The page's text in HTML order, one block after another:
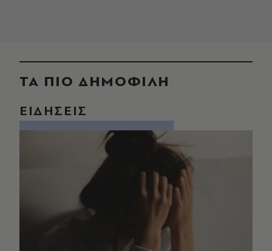
ΤΑ ΠΙΟ ΔΗΜΟΦΙΛΗ
ΕΙΔΗΣΕΙΣ